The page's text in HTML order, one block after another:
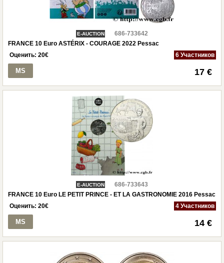
E-AUCTION
686-733642
FRANCE 10 Euro ASTÉRIX - COURAGE 2022 Pessac
Оценить: 20€ 6 Участников
MS 17 €
E-AUCTION
686-733643
FRANCE 10 Euro LE PETIT PRINCE - ET LA GASTRONOMIE 2016 Pessac
Оценить: 20€ 4 Участников
MS 14 €